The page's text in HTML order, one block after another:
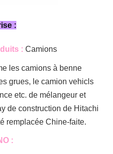
:
: Camions
les camions à benne
grues, le camion vehicls
etc. de mélangeuret
de construction de Hitachi
remplacée Chine-faite.
: